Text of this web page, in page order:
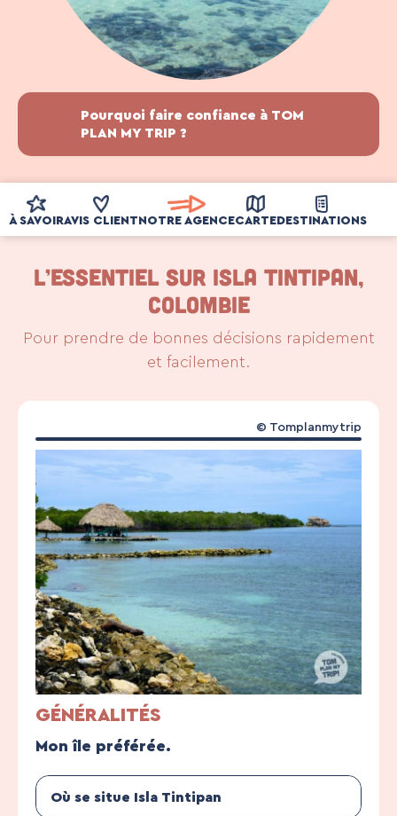
Pourquoi faire confiance à TOM
PLAN MY TRIP ?
À SAVOIRAVIS CLIENT NOTRE AGENCECARTE DESTINATIONS
L’ESSENTIEL SUR ISLA TINTIPAN,
COLOMBIE
Pour prendre de bonnes décisions rapidement
et facilement.
GÉNÉRALITÉS
Mon île préférée.
Où se situe Isla Tintipan
© Tomplanmytrip